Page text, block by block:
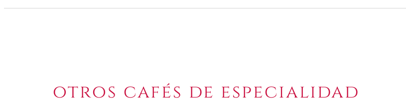
otros cafés de especialidad